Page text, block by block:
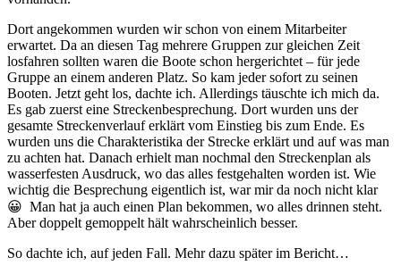
Dort angekommen wurden wir schon von einem Mitarbeiter
erwartet. Da an diesen Tag mehrere Gruppen zur gleichen Zeit
losfahren sollten waren die Boote schon hergerichtet – für jede
Gruppe an einem anderen Platz. So kam jeder sofort zu seinen
Booten. Jetzt geht los, dachte ich. Allerdings täuschte ich mich da.
Es gab zuerst eine Streckenbesprechung. Dort wurden uns der
gesamte Streckenverlauf erklärt vom Einstieg bis zum Ende. Es
wurden uns die Charakteristika der Strecke erklärt und auf was man
zu achten hat. Danach erhielt man nochmal den Streckenplan als
wasserfesten Ausdruck, wo das alles festgehalten worden ist. Wie
wichtig die Besprechung eigentlich ist, war mir da noch nicht klar
😀 Man hat ja auch einen Plan bekommen, wo alles drinnen steht.
Aber doppelt gemoppelt hält wahrscheinlich besser.
So dachte ich, auf jeden Fall. Mehr dazu später im Bericht…